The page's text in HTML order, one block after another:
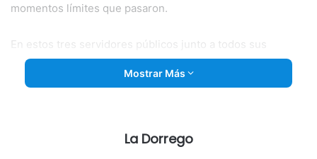
momentos límites que pasaron.
En estos tres servidores públicos junto a todos sus
compañeras y compañeros del Cuerpo de Bomberos
dorreguense la prioridad es estar siempre listos para
Durante la entrevista ponderaron el trabajo de la Comisión
Mostrar Más
La Dorrego